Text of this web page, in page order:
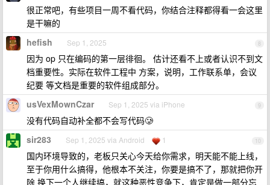
很正常吧，有些项目一周不看代码，你结合注释都得看一会这里
是干嘛的
8
hefish Sep 1, 2025
因为 op 只在编码的第一层徘徊。 估计还看不上或者认识不到文
档重要性。实际在软件工程中 方案，说明，工作联系单，会议
纪要 等文档是重要的软件组成部分。
9
usVexMownCzar Sep 1, 2025 via iPhone
没有代码自动补全都不会写代码🥲
10
sir283 Sep 1, 2025 via Android 1
国内环境导致的，老板只关心今天给你需求，明天能不能上线，
至于你用什么搞得，他根本不关注，你要是搞不了，那就把你开
除 换下一个人继续搞，就这种恶性竞争下，肯定是做一部分忘